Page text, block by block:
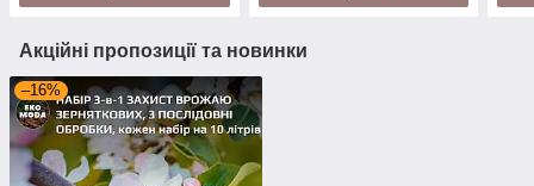
Акційні пропозиції та новинки
–16%